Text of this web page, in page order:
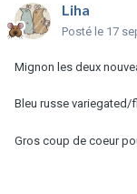
Liha
Posté le 17
Mignon les deux
Bleu russe variegated/
Gros coup de coeur